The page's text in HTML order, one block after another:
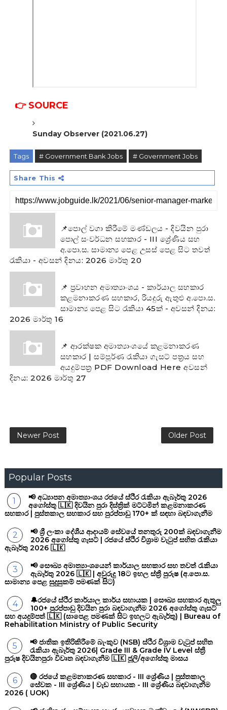
👉 SOURCE
Sunday Observer (2021.06.27)
Tags # Government Bank Jobs # Government Jobs
Share This
📌පොල් වගා කිරීමේ මණ්ඩලය - දිවයින පුරා
පොල් සංවර්ධන සහකාර - III ශ්‍රේණිය සහ
අ.පො.ස. සාමාන්‍ය පෙළ උසස් පෙළ සිට තවත්
රැකියා - අවසන් දිනය: 2026 මාර්තු 20
📌 ප්‍රවාහන අමාත්‍යාංශය - කාර්යාල සහකාර
කළමනාකරණ සහකාර, රියදුරු ඇතුළු අ.පො.ස.
සාමාන්‍ය පෙළ සිට රැකියා 45ක් - අවසන් දිනය:
2026 මාර්තු 16
📌 ආරක්ෂක අමාත්‍යාංශයේ කළමනාකරණ
සහකාර | සම්පූර්ණ රැකියා ගැසට් පත්‍රය සහ
අයදුම්පත්‍ර PDF Download Here අවසන්
දිනය: 2026 මාර්තු 27
Newer Post Older Post
Popular Posts
📢 අධ්‍යාපන අමාත්‍යාංශය රජයේ ස්ථිර රැකියා ඇබෑර්තු 2026
අගෝස්තු 🇱🇰 දිවයින පුරා දිස්ත්‍රික් මට්ටමින් කළමනාකරණ
සහකාර | පුස්තකාල සහකාර සහ පුරප්පාඩු 170+ ක් සඳහා බඳවාගැනීම
📢 ශ්‍රී ලංකා දේශීය ආදායම් සේවයේ තනතුරු 200ක් බඳවාගැනීම
2026 අගෝස්තු ගැසට් | රජයේ ස්ථිර විශ්‍රාම වැටුප් සහිත රැකියා
ඇබෑර්තු 2026 🇱🇰
📢 සෞඛ්‍ය අමාත්‍යාංශයෙන් කාර්යාල සහකාර සහ තවත් රැකියා
ඇබෑර්තු 2026 🇱🇰 | අවුරුදු 18ට ඉහල ස්ත්‍රී පුරුෂ (අ.පො.ස.
සාමාන්‍ය පෙළ සුදුසුකම් පමණක් සිට)
🔔රජයේ ස්ථිර කාර්යාල කාර්ය සහායක | සෞඛ්‍ය සහකාර ඇතුලු
100+ පුරප්පාඩු දිවයින පුරා බඳවාගැනීම 2026 අගෝස්තු ගැසට්
සහ අයදුම්පත් 🇱🇰 (සාපෙළ පමණක් සිට ඉහලට ඇබෑර්තු) | Bureau of
Rehabilitation Ministry of Public Security
📢 ජාතික ඉතිරිකිරීමේ බැංකුව (NSB) ස්ථිර විශ්‍රාම වැටුප් සහිත
රැකියා ඇබෑර්තු 2026| Grade III & Grade IV Level ස්ත්‍රී
පුරුෂ දිවයිනපුරා විවෘත බඳවාගැනීම 🇱🇰 ජූලි/අගෝස්තු මාසය
🔴 රජයේ කළමනාකරණ සහකාර - III ශ්‍රේණිය | පුස්තකාල
සේවක - III ශ්‍රේණිය | වැඩ සහායක - III ශ්‍රේණිය බඳවාගැනීම
2026 ( UOK)